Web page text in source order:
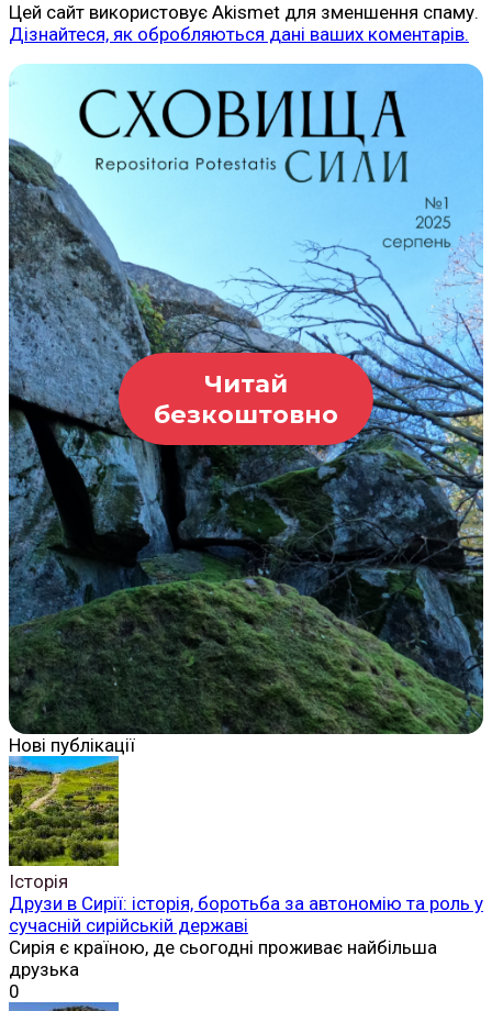
Цей сайт використовує Akismet для зменшення спаму.
Дізнайтеся, як обробляються дані ваших коментарів.
Читай
безкоштовно
Нові публікації
Історія
Друзи в Сирії: історія, боротьба за автономію та роль у
сучасній сирійській державі
Сирія є країною, де сьогодні проживає найбільша
друзька
0